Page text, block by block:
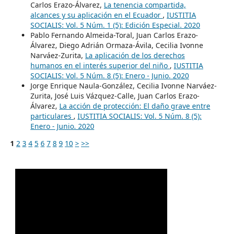
Carlos Erazo-Álvarez, La tenencia compartida,
alcances y su aplicación en el Ecuador , IUSTITIA
SOCIALIS: Vol. 5 Núm. 1 (5): Edición Especial. 2020
Pablo Fernando Almeida-Toral, Juan Carlos Erazo-
Álvarez, Diego Adrián Ormaza-Ávila, Cecilia Ivonne
Narváez-Zurita, La aplicación de los derechos
humanos en el interés superior del niño , IUSTITIA
SOCIALIS: Vol. 5 Núm. 8 (5): Enero - Junio. 2020
Jorge Enrique Naula-González, Cecilia Ivonne Narváez-
Zurita, José Luis Vázquez-Calle, Juan Carlos Erazo-
Álvarez, La acción de protección: El daño grave entre
particulares , IUSTITIA SOCIALIS: Vol. 5 Núm. 8 (5):
Enero - Junio. 2020
1 2 3 4 5 6 7 8 9 10 > >>